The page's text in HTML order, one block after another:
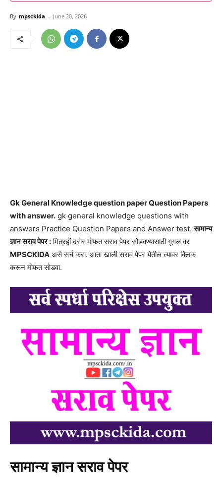
By mpsckida - June 20, 2026
Gk General Knowledge question paper Question Papers
with answer. gk general knowledge questions with
answers Practice Question Papers and Answer test.सामान्य
ज्ञान सराव पेपर :मित्रहों दरोर मोफत सराव पेपर सोडवण्यासाठी गूगल वर
MPSCKIDA असे सर्च करा. आता खाली सराव पेपर येतील त्यावर क्लिक
करून मोफत सोडवा.
सामान्य ज्ञान सराव पेपर